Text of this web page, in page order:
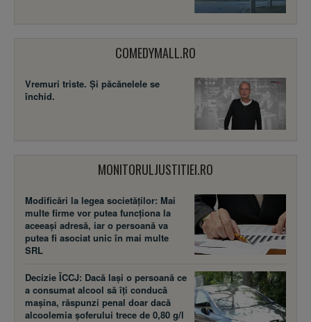
COMEDYMALL.RO
Vremuri triste. Şi păcănelele se
închid.
MONITORULJUSTITIEI.RO
Modificări la legea societăţilor: Mai
multe firme vor putea funcţiona la
aceeaşi adresă, iar o persoană va
putea fi asociat unic în mai multe
SRL
Decizie ÎCCJ: Dacă laşi o persoană ce
a consumat alcool să îţi conducă
maşina, răspunzi penal doar dacă
alcoolemia şoferului trece de 0,80 g/l